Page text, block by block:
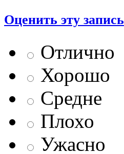
Оценить эту запись
Отлично
Хорошо
Средне
Плохо
Ужасно